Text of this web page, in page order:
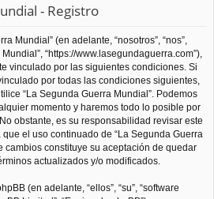
- Registro
Mundial” (en adelante, “nosotros”, “nos”,
“https://www.lasegundaguerra.com”),
vinculado por las siguientes condiciones. Si
por todas las condiciones siguientes,
“La Segunda Guerra Mundial”. Podemos
momento y haremos todo lo posible por
obstante, es su responsabilidad revisar este
el uso continuado de “La Segunda Guerra
cambios constituye su aceptación de quedar
actualizados y/o modificados.
(en adelante, “ellos”, “su”, “software